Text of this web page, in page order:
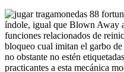
índole, igual que Blown Away
funciones relacionados de
bloqueo cual imitan el garbo
no obstante no estén
practicantes a esta mecánica